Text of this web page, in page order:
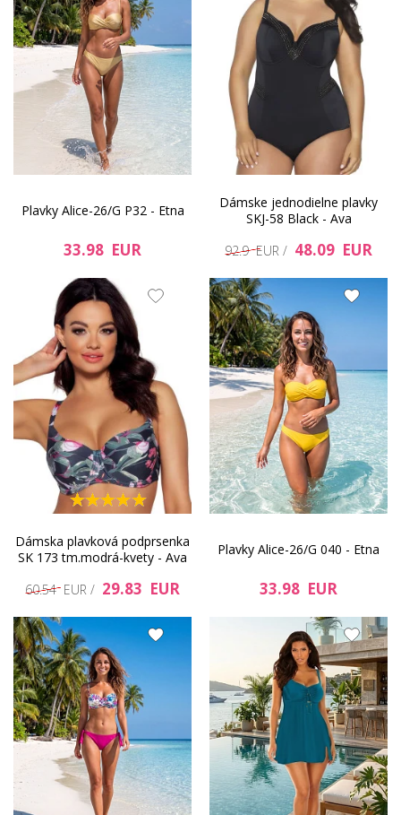
Plavky Alice-26/G P32 - Etna
33.98 EUR
Dámske jednodielne plavky
SKJ-58 Black - Ava
92.9 EUR / 48.09 EUR
Dámska plavková podprsenka
SK 173 tm.modrá-kvety - Ava
60.54 EUR / 29.83 EUR
Plavky Alice-26/G 040 - Etna
33.98 EUR